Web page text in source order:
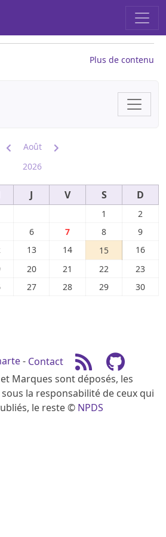
Plus de contenu
Août
2026
J V S D
1
2
6 7 8
9
13 14 15
16
20 21 22
23
27 28 29
30
- Contact
Marques sont déposés, les
la responsabilité de ceux qui
le reste © NPDS